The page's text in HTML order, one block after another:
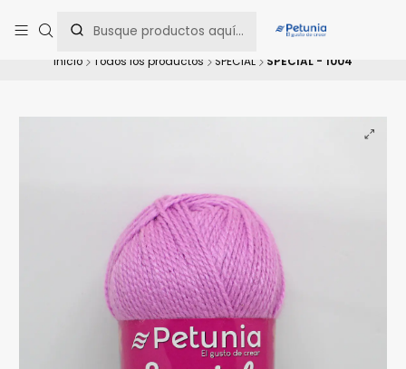
una asesoría personalizada.
Inicio Todos los productos SPECIAL SPECIAL - 1004